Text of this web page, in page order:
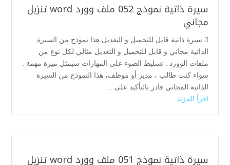
سيرة ذاتية نموذج 052 ملف وورد word تنزيل
مجاني
 سيرة ذاتية قابل للتحميل و التعديل هذا نموذج من السيرة
الذاتية مجاني و قابل للتحميل و التعديل مثالي لكل نوع من
ملفات الوورد . تسليط الضوء على المهارات سيمثل ميزة مهمة .
سواء كنت طالب ، مدير أو موظف، هذا النموذج من السيرة
الذاتية المجاني قادر بالتأكيد على...
اقرأ المزيد
سيرة ذاتية نموذج 051 ملف وورد word تنزيل